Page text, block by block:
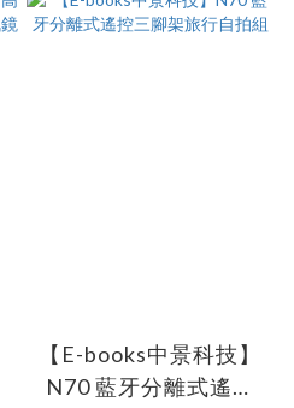
【E-books中景科技】
N70 藍牙分離式遙控